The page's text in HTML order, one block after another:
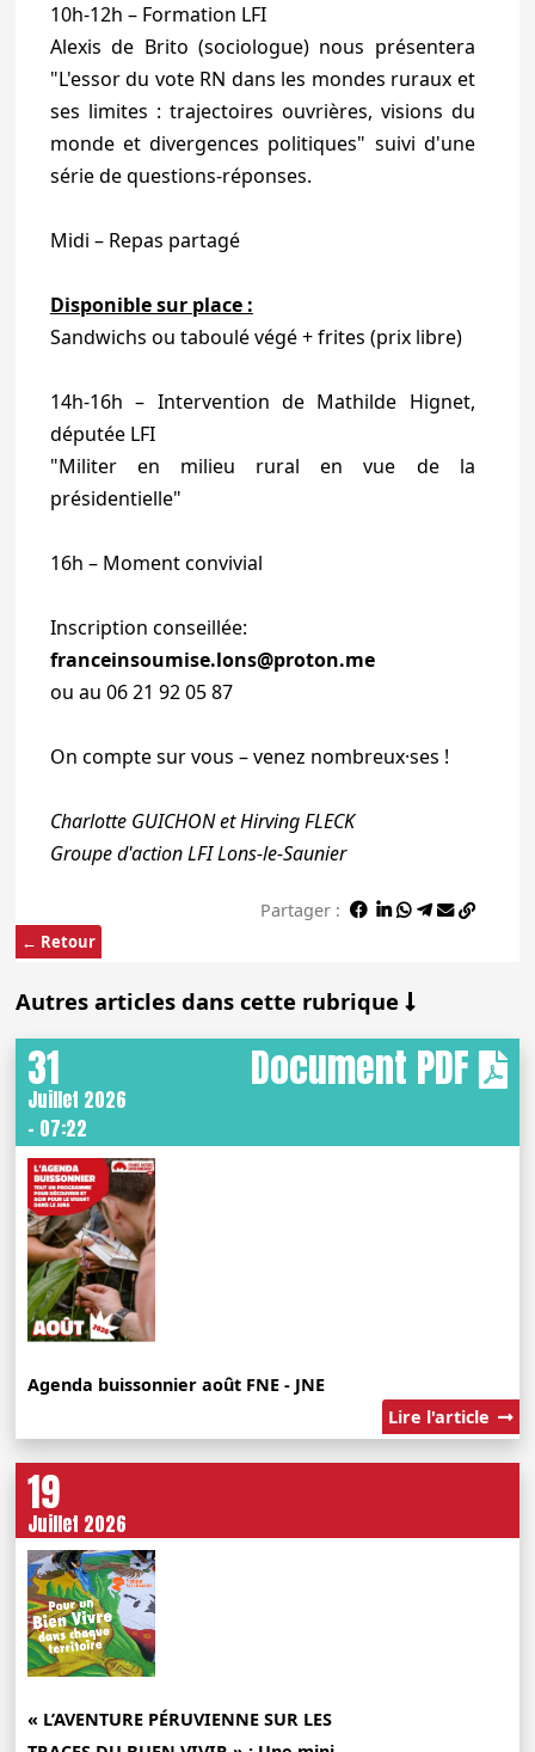
← Retour
10h-12h – Formation LFI
Alexis de Brito (sociologue) nous présentera
"L'essor du vote RN dans les mondes ruraux et
ses limites : trajectoires ouvrières, visions du
monde et divergences politiques" suivi d'une
série de questions-réponses.
Midi – Repas partagé
Disponible sur place :
Sandwichs ou taboulé végé + frites (prix libre)
14h-16h – Intervention de Mathilde Hignet,
députée LFI
"Militer en milieu rural en vue de la
présidentielle"
16h – Moment convivial
Inscription conseillée:
franceinsoumise.lons@proton.me
ou au 06 21 92 05 87
On compte sur vous – venez nombreux·ses !
Charlotte GUICHON et Hirving FLECK
Groupe d'action LFI Lons-le-Saunier
Partager :
Autres articles dans cette rubrique
Document PDF
31
Juillet 2026
- 07:22
Agenda buissonnier août FNE - JNE
Lire l'article
19
Juillet 2026
« L’AVENTURE PÉRUVIENNE SUR LES